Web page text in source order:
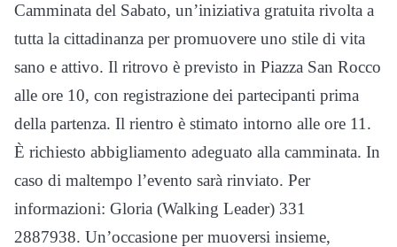
Camminata del Sabato, un’iniziativa gratuita rivolta a
tutta la cittadinanza per promuovere uno stile di vita
sano e attivo. Il ritrovo è previsto in Piazza San Rocco
alle ore 10, con registrazione dei partecipanti prima
della partenza. Il rientro è stimato intorno alle ore 11.
È richiesto abbigliamento adeguato alla camminata. In
caso di maltempo l’evento sarà rinviato. Per
informazioni: Gloria (Walking Leader) 331
2887938. Un’occasione per muoversi insieme,